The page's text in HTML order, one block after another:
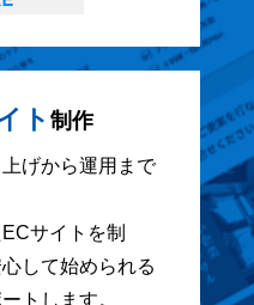
ト 制作
げから運用まで
サイトを制
して始められる
トします。